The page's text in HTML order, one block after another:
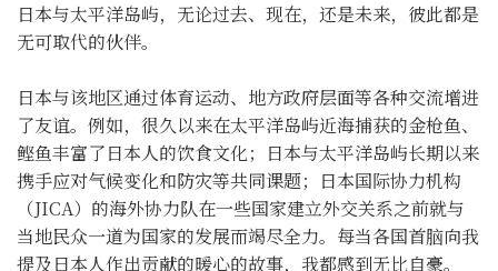
日本与太平洋岛屿，无论过去、现在，还是未来，彼此都是
无可取代的伙伴。
日本与该地区通过体育运动、地方政府层面等各种交流增进
了友谊。例如，很久以来在太平洋岛屿近海捕获的金枪鱼、
鲣鱼丰富了日本人的饮食文化；日本与太平洋岛屿长期以来
携手应对气候变化和防灾等共同课题；日本国际协力机构
（JICA）的海外协力队在一些国家建立外交关系之前就与
当地民众一道为国家的发展而竭尽全力。每当各国首脑向我
提及日本人作出贡献的暖心的故事，我都感到无比自豪。